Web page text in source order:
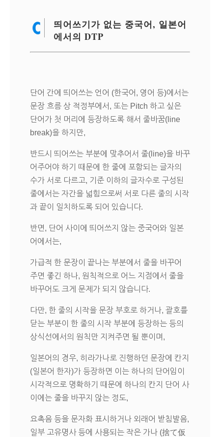
띄어쓰기가 없는 중국어, 일본어
에서의 DTP
단어 간에 띄어쓰는 언어 (한국어, 영어 등)에서는
문장 흐름 상 적정부에서, 또는 Pitch 하고 싶은
단어가 첫 머리에 등장하도록 해서 줄바꿈(line
break)을 하지만,
반드시 띄어쓰는 부분에 맞추어서 줄(line)을 바꾸
어주어야 하기 때문에 한 줄에 포함되는 글자의
수가 서로 다르고, 기준 이하의 글자수로 구성된
줄에서는 자간을 넓힘으로써 서로 다른 줄의 시작
과 끝이 일치하도록 되어 있습니다.
반면, 단어 사이에 띄어쓰지 않는 중국어와 일본
어에서는,
가급적 한 문장이 끝나는 부분에서 줄을 바꾸어
주면 좋긴 하나, 원칙적으로 어느 지점에서 줄을
바꾸어도 크게 문제가 되지 않습니다.
다만, 한 줄의 시작을 문장 부호로 하거나, 괄호를
닫는 부분이 한 줄의 시작 부분에 등장하는 등의
상식선에서의 원칙만 지켜주면 될 뿐이며,
일본어의 경우, 히라가나로 진행하던 문장에 칸지
(일본어 한자)가 등장하면 이는 하나의 단어임이
시각적으로 명확하기 때문에 하나의 칸지 단어 사
이에는 줄을 바꾸지 않는 정도,
요촉음 등을 문자화 표시하거나 외래어 받침발음,
일부 고유명사 등에 사용되는 작은 가나 (捨て仮